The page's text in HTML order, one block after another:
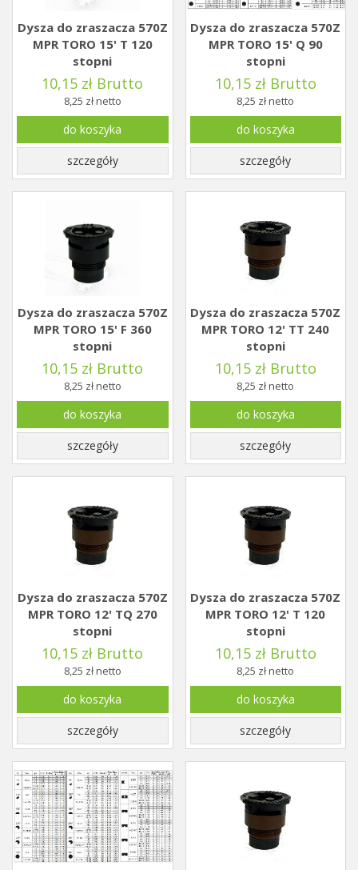
Dysza do zraszacza 570Z
MPR TORO 15' T 120
stopni
10,15 zł Brutto
8,25 zł netto
do koszyka
szczegóły
Dysza do zraszacza 570Z
MPR TORO 15' Q 90
stopni
10,15 zł Brutto
8,25 zł netto
do koszyka
szczegóły
Dysza do zraszacza 570Z
MPR TORO 15' F 360
stopni
10,15 zł Brutto
8,25 zł netto
do koszyka
szczegóły
Dysza do zraszacza 570Z
MPR TORO 12' TT 240
stopni
10,15 zł Brutto
8,25 zł netto
do koszyka
szczegóły
Dysza do zraszacza 570Z
MPR TORO 12' TQ 270
stopni
10,15 zł Brutto
8,25 zł netto
do koszyka
szczegóły
Dysza do zraszacza 570Z
MPR TORO 12' T 120
stopni
10,15 zł Brutto
8,25 zł netto
do koszyka
szczegóły